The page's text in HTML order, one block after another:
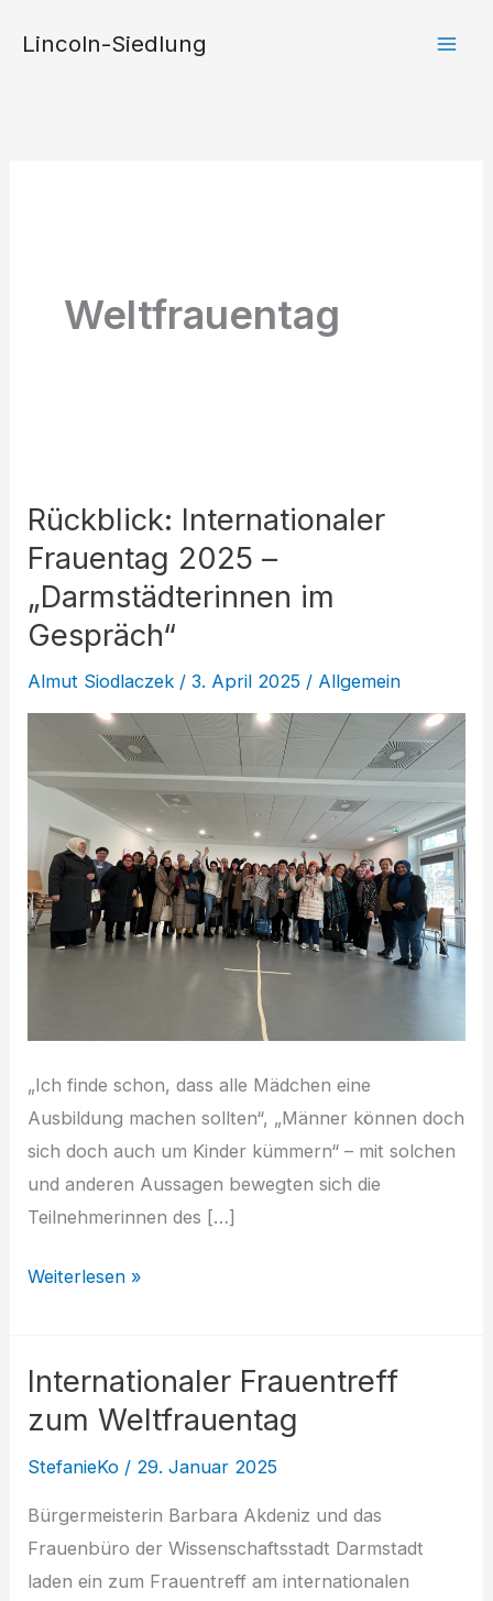
InhaltLincoln-Siedlung
Weltfrauentag
Rückblick: Internationaler
Frauentag 2025 –
„Darmstädterinnen im
Gespräch“
Almut Siodlaczek /3. April 2025 / Allgemein
„Ich finde schon, dass alle Mädchen eine
Ausbildung machen sollten“, „Männer können doch
sich doch auch um Kinder kümmern“ – mit solchen
und anderen Aussagen bewegten sich die
Teilnehmerinnen des […]
Rückblick:
2025
im
Gespräch“
Weiterlesen »
Internationaler Frauentreff
zum Weltfrauentag
StefanieKo / 29. Januar 2025
Bürgermeisterin Barbara Akdeniz und das
Frauenbüro der Wissenschaftsstadt Darmstadt
laden ein zum Frauentreff am internationalen